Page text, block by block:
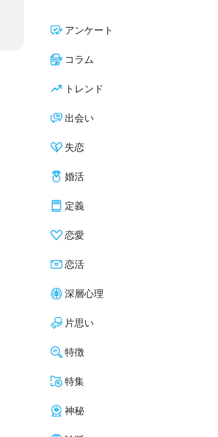
アンケート
コラム
トレンド
出会い
失恋
婚活
定義
恋愛
恋活
深層心理
片思い
特徴
特集
神秘